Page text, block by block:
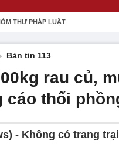
THƯ PHÁP LUẬT
Bản tin 113
rau củ,
cáo thổi
- Không có trang